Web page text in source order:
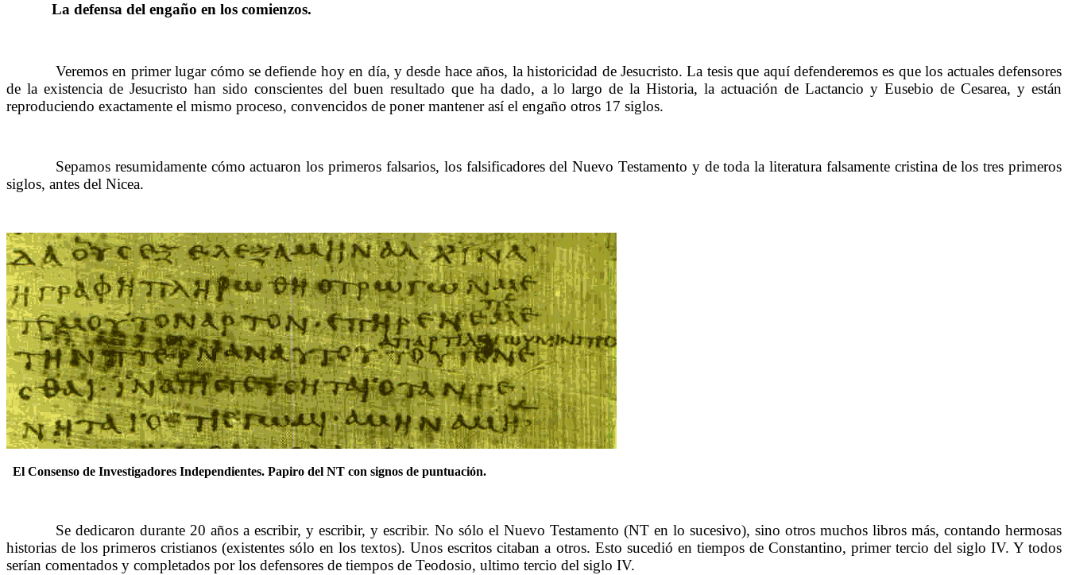
La defensa del engaño en los comienzos.
Veremos en primer lugar cómo se defiende hoy en día, y desde hace años, la historicidad de Jesucristo. La tesis que aquí defenderemos es que los actuales defensores
de la existencia de Jesucristo han sido conscientes del buen resultado que ha dado, a lo largo de la Historia, la actuación de Lactancio y Eusebio de Cesarea, y están
reproduciendo exactamente el mismo proceso, convencidos de poner mantener así el engaño otros 17 siglos.
Sepamos resumidamente cómo actuaron los primeros falsarios, los falsificadores del Nuevo Testamento y de toda la literatura falsamente cristina de los tres primeros
siglos, antes del Nicea.
El Consenso de Investigadores Independientes. Papiro del NT con signos de puntuación.
Se dedicaron durante 20 años a escribir, y escribir, y escribir. No sólo el Nuevo Testamento (NT en lo sucesivo), sino otros muchos libros más, contando hermosas
historias de los primeros cristianos (existentes sólo en los textos). Unos escritos citaban a otros. Esto sucedió en tiempos de Constantino, primer tercio del siglo IV. Y todos
serían comentados y completados por los defensores de tiempos de Teodosio, ultimo tercio del siglo IV.